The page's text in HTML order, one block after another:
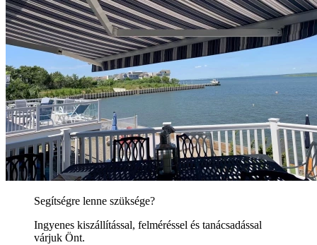
Segítségre lenne szüksége?
Ingyenes kiszállítással, felméréssel és tanácsadással
várjuk Önt.